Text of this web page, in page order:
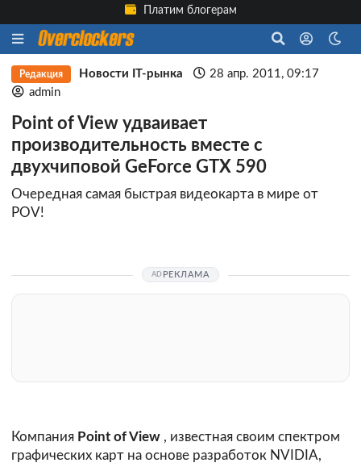
Платим блогерам
Редакция Новости IT-рынка
28 апр. 2011, 09:17
admin
Point of View удваивает
производительность вместе с
двухчиповой GeForce GTX 590
Очередная самая быстрая видеокарта в мире от
POV!
РЕКЛАМА
Компания Point of View , известная своим спектром
графических карт на основе разработок NVIDIA,